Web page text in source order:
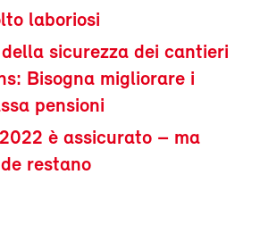
laboriosi
sicurezza dei cantieri
Bisogna migliorare i
pensioni
è assicurato – ma
restano